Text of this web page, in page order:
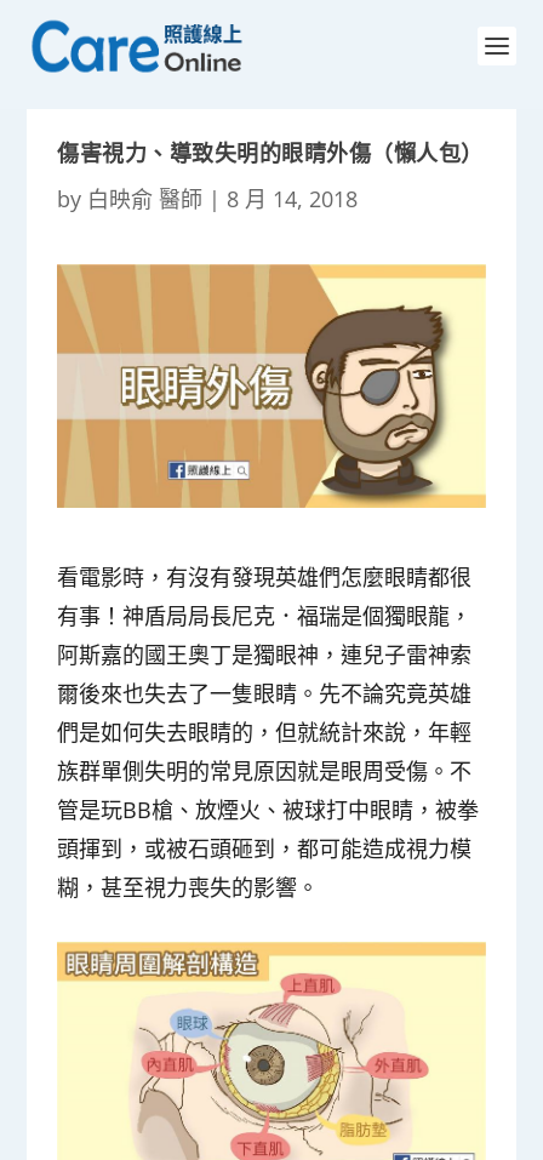
傷害視力、導致失明的眼睛外傷（懶人包）
by 白映俞 醫師 | 8 月 14, 2018
看電影時，有沒有發現英雄們怎麼眼睛都很
有事！神盾局局長尼克．福瑞是個獨眼龍，
阿斯嘉的國王奧丁是獨眼神，連兒子雷神索
爾後來也失去了一隻眼睛。先不論究竟英雄
們是如何失去眼睛的，但就統計來說，年輕
族群單側失明的常見原因就是眼周受傷。不
管是玩BB槍、放煙火、被球打中眼睛，被拳
頭揮到，或被石頭砸到，都可能造成視力模
糊，甚至視力喪失的影響。